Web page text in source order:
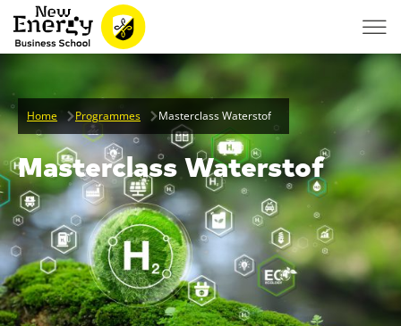
Home Programmes Masterclass Waterstof
Masterclass Waterstof